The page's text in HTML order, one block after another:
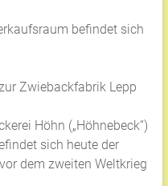
befindet sich
Zwiebackfabrik Lepp
Höhn („Höhnebeck“)
sich heute der
dem zweiten Weltkrieg